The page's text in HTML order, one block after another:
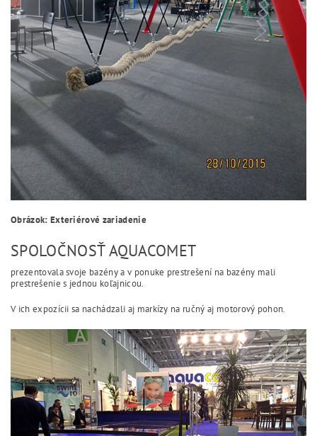
Obrázok: Exteriérové zariadenie
SPOLOČNOSŤ AQUACOMET
prezentovala svoje bazény a v ponuke prestrešení na bazény mali
prestrešenie s jednou koľajnicou.
V ich expozícii sa nachádzali aj markízy na ručný aj motorový pohon.